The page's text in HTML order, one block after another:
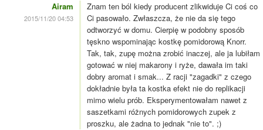
Airam
2015/11/20 04:53
Znam ten ból kiedy producent zlikwiduje Ci coś co
Ci pasowało. Zwłaszcza, że nie da się tego
odtworzyć w domu. Cierpię w podobny sposób
tęskno wspominając kostkę pomidorową Knorr.
Tak, tak, zupę można zrobić inaczej, ale ja lubiłam
gotować w niej makarony i ryże, dawała im taki
dobry aromat i smak... Z racji "zagadki" z czego
dokładnie była ta kostka efekt nie do replikacji
mimo wielu prób. Eksperymentowałam nawet z
saszetkami różnych pomidorowych zupek z
proszku, ale żadna to jednak "nie to". ;)